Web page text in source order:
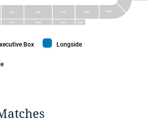
DLN
DIA
DIB
DIC DIN
DSN
DAA
DSB
DAC
Box color
Box Longside color
Longside
color